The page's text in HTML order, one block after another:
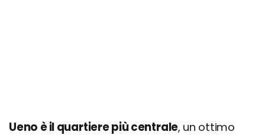
Ueno è il quartiere più centrale, un ottimo